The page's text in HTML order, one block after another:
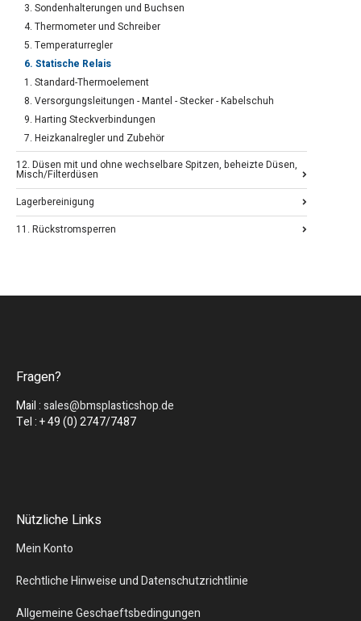
3. Sondenhalterungen und Buchsen
4. Thermometer und Schreiber
5. Temperaturregler
6. Statische Relais
1. Standard-Thermoelement
8. Versorgungsleitungen - Mantel - Stecker - Kabelschuh
9. Harting Steckverbindungen
7. Heizkanalregler und Zubehör
12. Düsen mit und ohne wechselbare Spitzen, beheizte Düsen,
Misch/Filterdüsen
Lagerbereinigung
11. Rückstromsperren
Fragen?
Mail :sales@bmsplasticshop.de
Tel : + 49 (0) 2747/7487
Nützliche Links
Mein Konto
Rechtliche Hinweise und Datenschutzrichtlinie
Allgemeine Geschaeftsbedingungen